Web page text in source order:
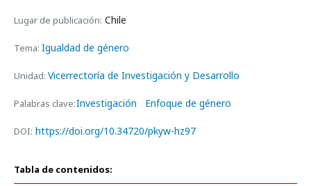
Lugar de publicación: Chile
Tema: Igualdad de género
Unidad: Vicerrectoría de Investigación y Desarrollo
Palabras clave:Investigación Enfoque de género
DOI: https://doi.org/10.34720/pkyw-hz97
Tabla de contenidos: